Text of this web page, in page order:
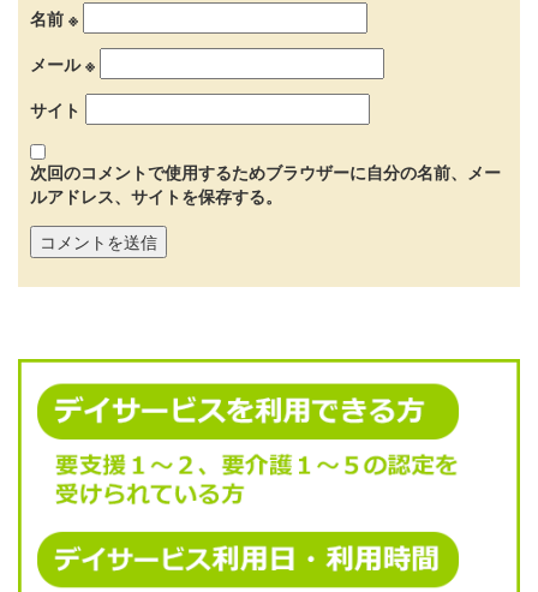
名前 ※
メール※
サイト
次回のコメントで使用するためブラウザーに自分の名前、メー
ルアドレス、サイトを保存する。